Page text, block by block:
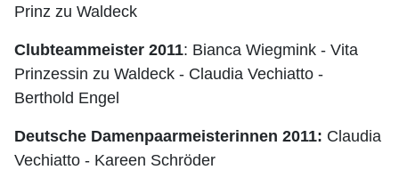
Prinz zu Waldeck
Clubteammeister 2011: Bianca Wiegmink - Vita
Prinzessin zu Waldeck - Claudia Vechiatto -
Berthold Engel
Deutsche Damenpaarmeisterinnen 2011: Claudia
Vechiatto - Kareen Schröder